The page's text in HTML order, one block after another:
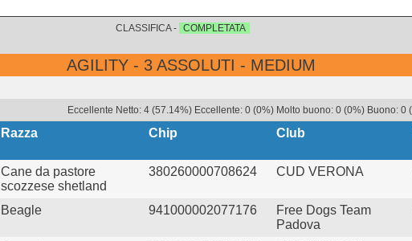
CLASSIFICA - COMPLETATA
AGILITY - 3 ASSOLUTI - MEDIUM
Eccellente Netto: 4 (57.14%) Eccellente: 0 (0%) Molto buono: 0 (0%) Buono:
Razza Chip Club
Cane da pastore
scozzese shetland
380260000708624 CUD VERONA
Beagle 941000002077176
Free Dogs Team
Padova